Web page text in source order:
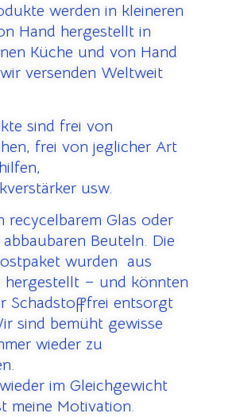
werden in kleineren
Hand hergestellt in
Küche und von Hand
versenden Weltweit
sind frei von
frei von jeglicher Art
usw.
recycelbarem Glas oder
Beuteln. Die
wurden aus
hergestellt – und könnten
Schadstofffrei entsorgt
sind bemüht gewisse
wieder zu
im Gleichgewicht
meine Motivation.